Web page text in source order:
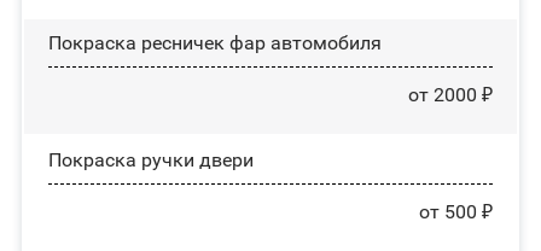
Покраска ресничек фар автомобиля
от 2000 ₽
Покраска ручки двери
от 500 ₽